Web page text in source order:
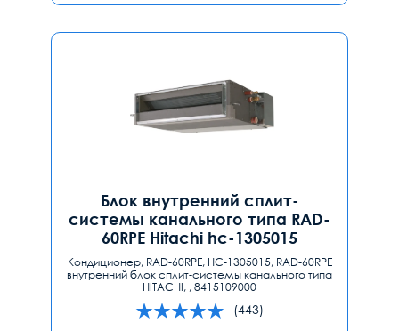
Блок внутренний сплит-
системы канального типа RAD-
60RPE Hitachi hc-1305015
Кондиционер, RAD-60RPE, HC-1305015, RAD-60RPE
внутренний блок сплит-системы канального типа
HITACHI, , 8415109000
(443)